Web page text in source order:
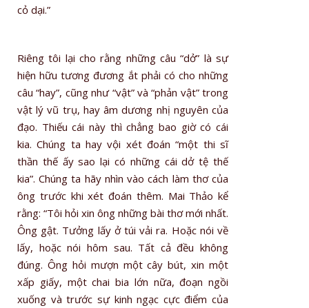
cỏ dại.”
Riêng tôi lại cho rằng những câu “dở” là sự
hiện hữu tương đương ắt phải có cho những
câu “hay”, cũng như “vật” và “phản vật” trong
vật lý vũ trụ, hay âm dương nhị nguyên của
đạo. Thiếu cái này thì chẳng bao giờ có cái
kia. Chúng ta hay vội xét đoán “một thi sĩ
thần thế ấy sao lại có những cái dở tệ thế
kia”. Chúng ta hãy nhìn vào cách làm thơ của
ông trước khi xét đoán thêm. Mai Thảo kể
rằng: “Tôi hỏi xin ông những bài thơ mới nhất.
Ông gật. Tưởng lấy ở túi vải ra. Hoặc nói về
lấy, hoặc nói hôm sau. Tất cả đều không
đúng. Ông hỏi mượn một cây bút, xin một
xấp giấy, một chai bia lớn nữa, đoạn ngồi
xuống và trước sự kinh ngạc cực điểm của